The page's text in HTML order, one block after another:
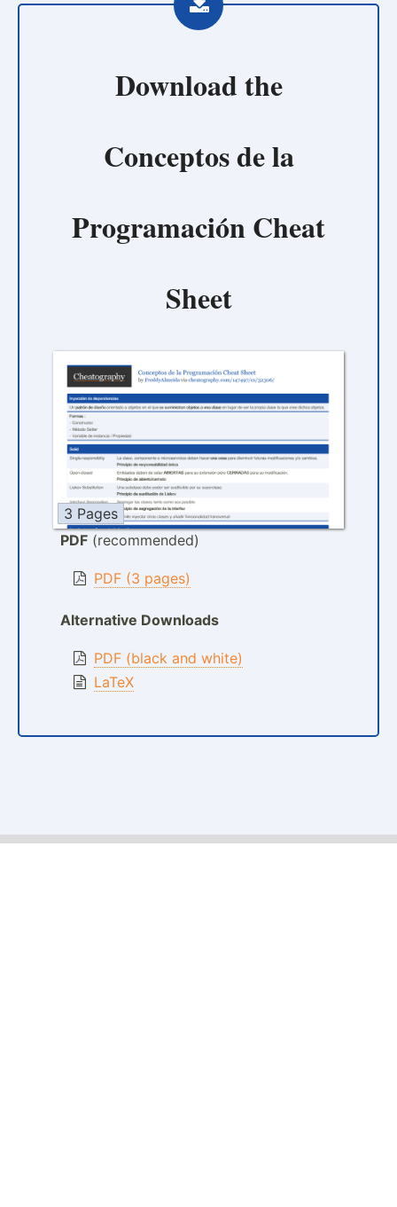
Download the
Conceptos de la
Programación Cheat
Sheet
3 Pages
PDF (recommended)
PDF (3 pages)
Alternative Downloads
PDF (black and white)
LaTeX